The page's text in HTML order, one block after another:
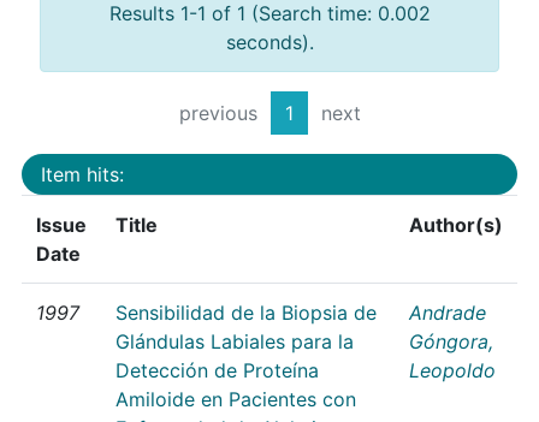
Results 1-1 of 1 (Search time: 0.002
seconds).
previous 1 next
Item hits:
Issue
Date
Title Author(s)
1997
Sensibilidad de la Biopsia de
Glándulas Labiales para la
Detección de Proteína
Amiloide en Pacientes con
Andrade
Góngora,
Leopoldo